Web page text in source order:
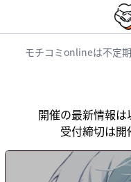
トップページ
サイトの使い方
マンナビ
モチコミonlineは不定
開催の最新情報は
受付締切は開